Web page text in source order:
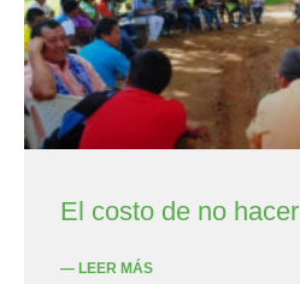
El costo de no hacer
— LEER MÁS